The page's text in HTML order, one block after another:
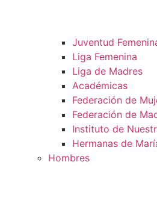
Juventud
Liga Femenina
Liga de Madres
Académicas
Federación de
Federación de
Instituto de
Hermanas de
Hombres